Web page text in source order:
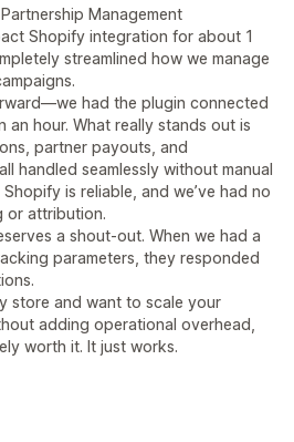
Management
Shopify integration for about 1
streamlined how we manage
had the plugin connected
hour. What really stands out is
partner payouts, and
handled seamlessly without manual
is reliable, and we’ve had no
or attribution.
a shout-out. When we had a
parameters, they responded
store and want to scale your
adding operational overhead,
worth it. It just works.